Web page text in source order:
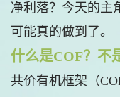
净利落？今天的主
可能真的做到了。
什么是COF？不
共价有机框架（